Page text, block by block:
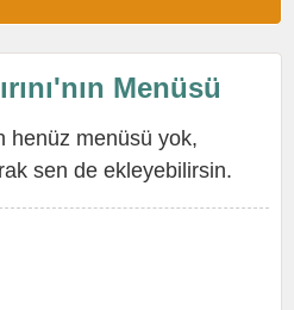
Menüsü
henüz menüsü yok,
sen de ekleyebilirsin.